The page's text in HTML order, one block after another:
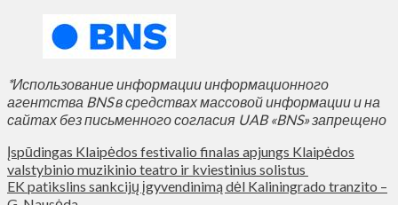
*Использование информации информационного
агентства BNS в средствах массовой информации и на
сайтах без письменного согласия UAB «BNS» запрещено
Įspūdingas Klaipėdos festivalio finalas apjungs Klaipėdos
valstybinio muzikinio teatro ir kviestinius solistus
EK patikslins sankcijų įgyvendinimą dėl Kaliningrado tranzito –